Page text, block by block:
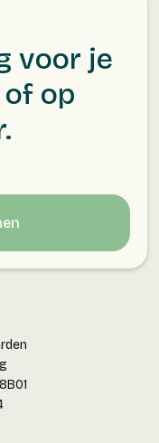
voor je
of op